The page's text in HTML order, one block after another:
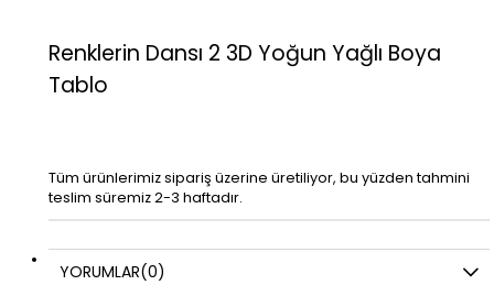
Renklerin Dansı 2 3D Yoğun Yağlı Boya
Tablo
Tüm ürünlerimiz sipariş üzerine üretiliyor, bu yüzden tahmini
teslim süremiz 2-3 haftadır.
YORUMLAR(0)